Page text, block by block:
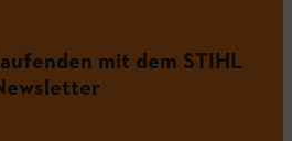
mit dem STIHL